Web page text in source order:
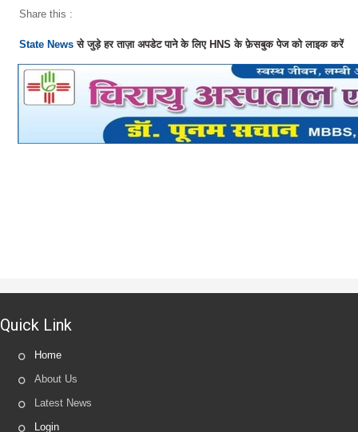
Share this :
State News से जुड़े हर ताज़ा अपडेट पाने के लिए HNS के फ़ेसबुक पेज को लाइक करें
Quick Link
Home
About Us
Latest News
Login